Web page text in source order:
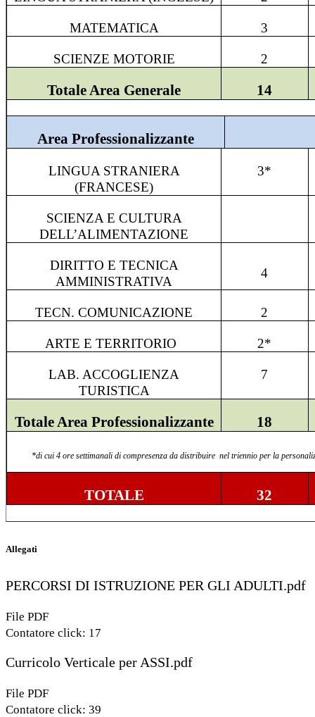
MATEMATICA 3
SCIENZE MOTORIE 2
Totale Area Generale 14
Area Professionalizzante
LINGUA STRANIERA
(FRANCESE)
3*
SCIENZA E CULTURA
DELL’ALIMENTAZIONE
DIRITTO E TECNICA
AMMINISTRATIVA
4
TECN. COMUNICAZIONE 2
ARTE E TERRITORIO 2*
LAB. ACCOGLIENZA
TURISTICA
7
Totale Area Professionalizzante 18
*di cui 4 ore settimanali di compresenza da distribuire nel triennio per la
TOTALE 32
Allegati
PERCORSI DI ISTRUZIONE PER GLI ADULTI.pdf
File PDF
Contatore click: 17
Curricolo Verticale per ASSI.pdf
File PDF
Contatore click: 39